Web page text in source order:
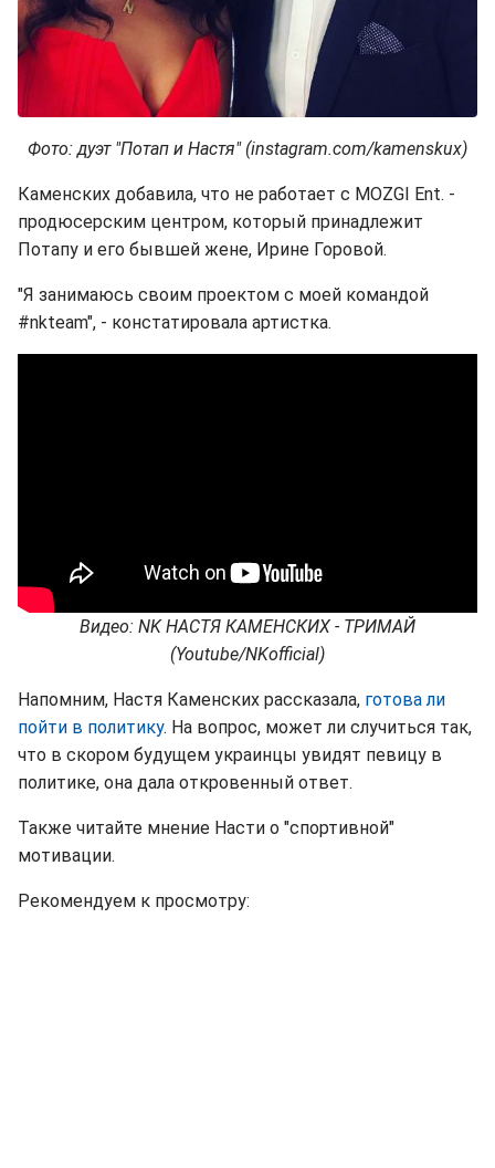
Фото: дуэт "Потап и Настя" (instagram.com/kamenskux)
Каменских добавила, что не работает с MOZGI Ent. -
продюсерским центром, который принадлежит
Потапу и его бывшей жене, Ирине Горовой.
"Я занимаюсь своим проектом с моей командой
#nkteam", - констатировала артистка.
Видео: NK НАСТЯ КАМЕНСКИХ - ТРИМАЙ
(Youtube/NKofficial)
Напомним, Настя Каменских рассказала, готова ли
пойти в политику. На вопрос, может ли случиться так,
что в скором будущем украинцы увидят певицу в
политике, она дала откровенный ответ.
Также читайте мнение Насти о "спортивной"
мотивации.
Рекомендуем к просмотру: